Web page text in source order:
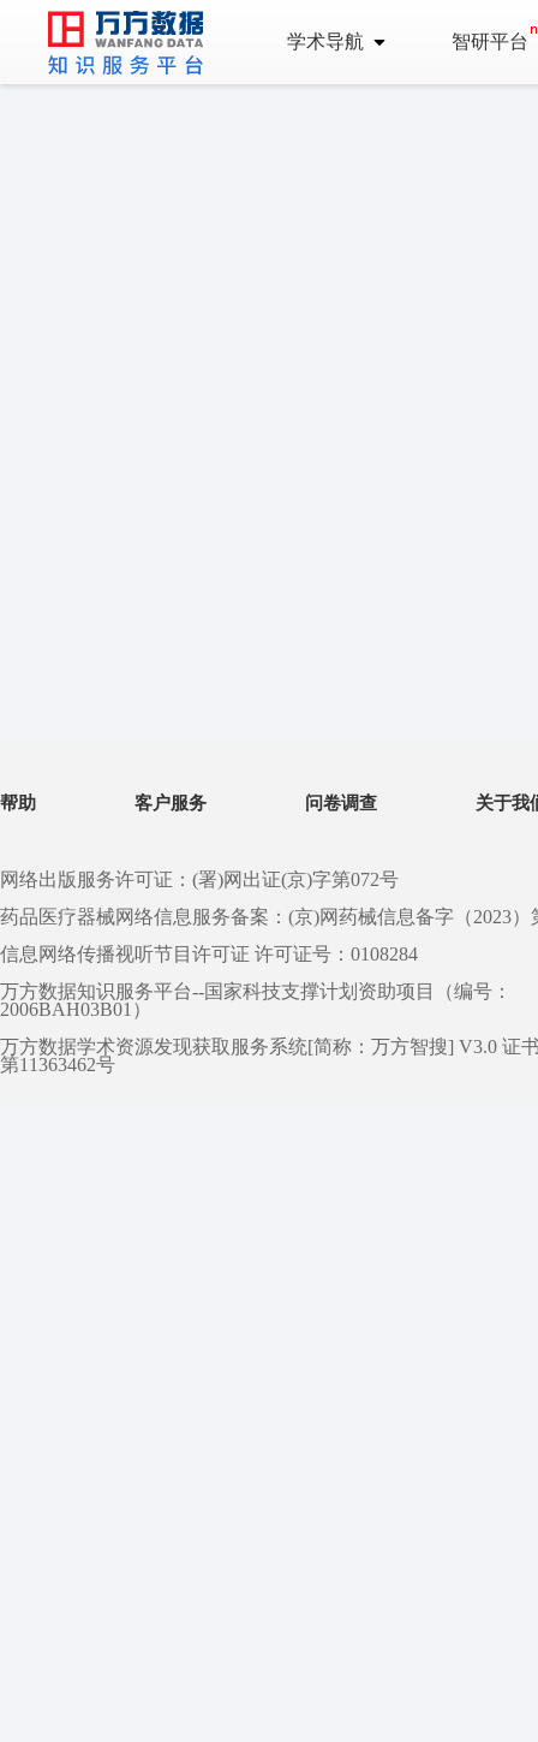
学术导航 智研平台
帮助 客户服务 问卷调查 关于我
网络出版服务许可证：(署)网出证(京)字第072号
药品医疗器械网络信息服务备案：(京)网药械信息备字（2023）
信息网络传播视听节目许可证 许可证号：0108284
万方数据知识服务平台--国家科技支撑计划资助项目（编号：
2006BAH03B01）
万方数据学术资源发现获取服务系统[简称：万方智搜] V3.0 证
第11363462号